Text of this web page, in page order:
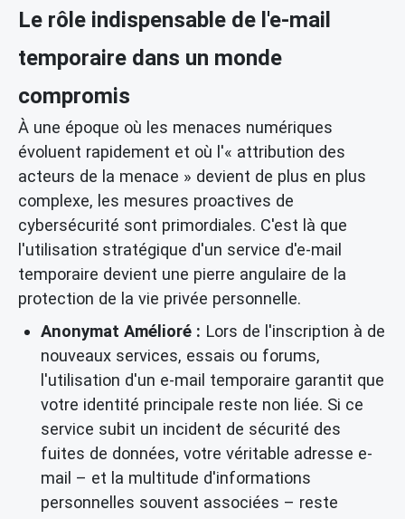
Le rôle indispensable de l'e-mail
temporaire dans un monde
compromis
À une époque où les menaces numériques
évoluent rapidement et où l'« attribution des
acteurs de la menace » devient de plus en plus
complexe, les mesures proactives de
cybersécurité sont primordiales. C'est là que
l'utilisation stratégique d'un service d'e-mail
temporaire devient une pierre angulaire de la
protection de la vie privée personnelle.
Anonymat Amélioré : Lors de l'inscription à de
nouveaux services, essais ou forums,
l'utilisation d'un e-mail temporaire garantit que
votre identité principale reste non liée. Si ce
service subit un incident de sécurité des
fuites de données, votre véritable adresse e-
mail – et la multitude d'informations
personnelles souvent associées – reste